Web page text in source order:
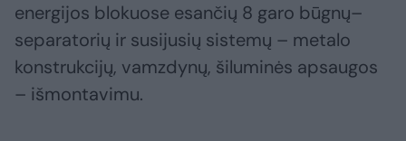
energijos blokuose esančių 8 garo būgnų–
separatorių ir susijusių sistemų – metalo
konstrukcijų, vamzdynų, šiluminės apsaugos
– išmontavimu.